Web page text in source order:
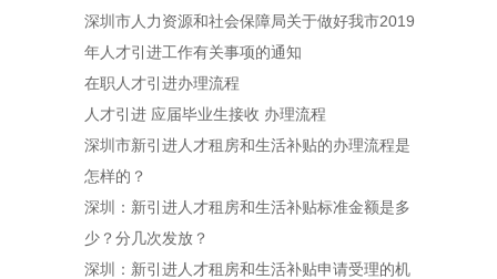
深圳市人力资源和社会保障局关于做好我市2019
年人才引进工作有关事项的通知
在职人才引进办理流程
人才引进 应届毕业生接收 办理流程
深圳市新引进人才租房和生活补贴的办理流程是
怎样的？
深圳：新引进人才租房和生活补贴标准金额是多
少？分几次发放？
深圳：新引进人才租房和生活补贴申请受理的机